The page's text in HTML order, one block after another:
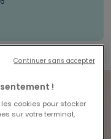
!
cookies pour stocker
sur votre terminal,
Continuer sans accepter